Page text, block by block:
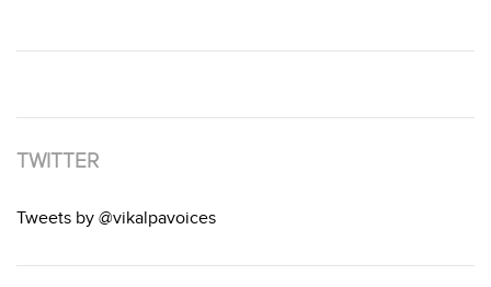
TWITTER
Tweets by @vikalpavoices